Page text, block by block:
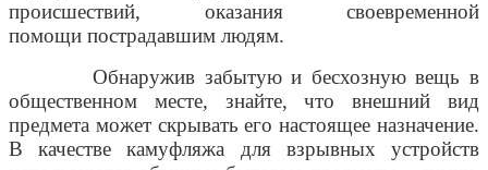
происшествий, оказания своевременной
помощи пострадавшим людям.
Обнаружив забытую и бесхозную вещь в
общественном месте, знайте, что внешний вид
предмета может скрывать его настоящее назначение.
В качестве камуфляжа для взрывных устройств